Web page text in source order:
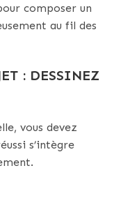
composer un
au fil des
: DESSINEZ
vous devez
s’intègre